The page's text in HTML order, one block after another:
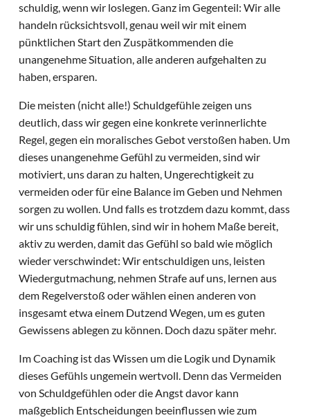
schuldig, wenn wir loslegen. Ganz im Gegenteil: Wir alle
handeln rücksichtsvoll, genau weil wir mit einem
pünktlichen Start den Zuspätkommenden die
unangenehme Situation, alle anderen aufgehalten zu
haben, ersparen.
Die meisten (nicht alle!) Schuldgefühle zeigen uns
deutlich, dass wir gegen eine konkrete verinnerlichte
Regel, gegen ein moralisches Gebot verstoßen haben. Um
dieses unangenehme Gefühl zu vermeiden, sind wir
motiviert, uns daran zu halten, Ungerechtigkeit zu
vermeiden oder für eine Balance im Geben und Nehmen
sorgen zu wollen. Und falls es trotzdem dazu kommt, dass
wir uns schuldig fühlen, sind wir in hohem Maße bereit,
aktiv zu werden, damit das Gefühl so bald wie möglich
wieder verschwindet: Wir entschuldigen uns, leisten
Wiedergutmachung, nehmen Strafe auf uns, lernen aus
dem Regelverstoß oder wählen einen anderen von
insgesamt etwa einem Dutzend Wegen, um es guten
Gewissens ablegen zu können. Doch dazu später mehr.
Im Coaching ist das Wissen um die Logik und Dynamik
dieses Gefühls ungemein wertvoll. Denn das Vermeiden
von Schuldgefühlen oder die Angst davor kann
maßgeblich Entscheidungen beeinflussen wie zum